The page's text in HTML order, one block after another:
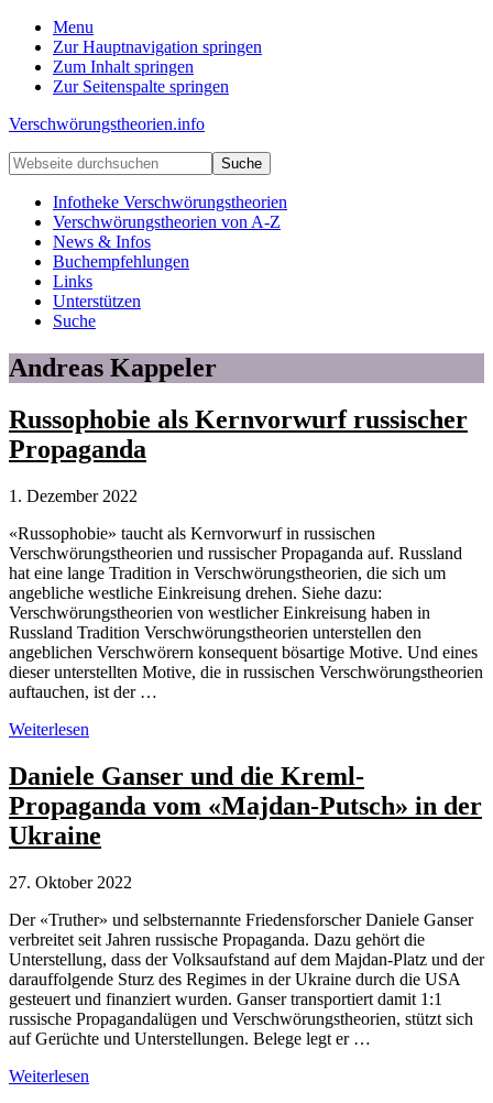
Menu
Zur Hauptnavigation springen
Zum Inhalt springen
Zur Seitenspalte springen
Verschwörungstheorien.info
Beiträge
zu
Merkmalen,
Funktionen
Risiken
konspirationistischen
Denkens
Webseite
durchsuchen
Infotheke Verschwörungstheorien
Verschwörungstheorien von A-Z
News & Infos
Buchempfehlungen
Links
Unterstützen
Suche
Andreas Kappeler
Russophobie als Kernvorwurf russischer
Propaganda
1. Dezember 2022
«Russophobie» taucht als Kernvorwurf in russischen
Verschwörungstheorien und russischer Propaganda auf. Russland
hat eine lange Tradition in Verschwörungstheorien, die sich um
angebliche westliche Einkreisung drehen. Siehe dazu:
Verschwörungstheorien von westlicher Einkreisung haben in
Russland Tradition Verschwörungstheorien unterstellen den
angeblichen Verschwörern konsequent bösartige Motive. Und eines
dieser unterstellten Motive, die in russischen Verschwörungstheorien
auftauchen, ist der …
Russophobie
Kernvorwurf
russischer
Propaganda
Weiterlesen
Daniele Ganser und die Kreml-
Propaganda vom «Majdan-Putsch» in der
Ukraine
27. Oktober 2022
Der «Truther» und selbsternannte Friedensforscher Daniele Ganser
verbreitet seit Jahren russische Propaganda. Dazu gehört die
Unterstellung, dass der Volksaufstand auf dem Majdan-Platz und der
darauffolgende Sturz des Regimes in der Ukraine durch die USA
gesteuert und finanziert wurden. Ganser transportiert damit 1:1
russische Propagandalügen und Verschwörungstheorien, stützt sich
auf Gerüchte und Unterstellungen. Belege legt er …
Daniele
Weiterlesen